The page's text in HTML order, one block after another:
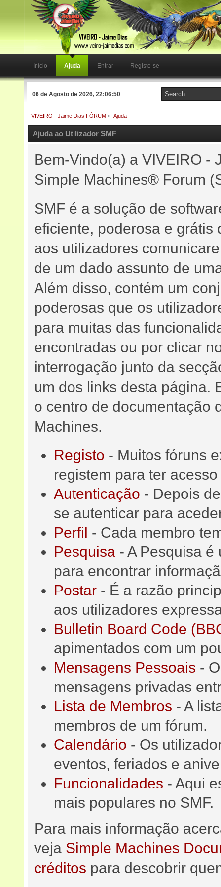
Início Ajuda Entrar Registe-se
06 de Agosto de 2026, 22:06:50
VIVEIRO - Jaime Dias FÓRUM » Ajuda
Ajuda ao Utilizador SMF
Bem-Vindo(a) a VIVEIRO -
Simple Machines® Forum
SMF é a solução de
eficiente, poderosa e grátis
aos utilizadores
de um dado assunto de
Além disso, contém um
poderosas que os
para muitas das
encontradas ou por clicar
interrogação junto da
um dos links desta página.
o centro de documentação
Machines.
Registo - Muitos fóruns
registem para ter
Autenticação - Depois
se autenticar para
Perfil - Cada membro
Pesquisa - A Pesquisa
para encontrar
Postar - É a razão
aos utilizadores
Bulletin Board Code
apimentados com um
Mensagens Pessoais -
mensagens privadas
Lista de Membros - A
membros de um fórum.
Calendário - Os
eventos, feriados e
Funcionalidades - Aqui
mais populares no SMF.
Para mais informação
veja Simple Machines
créditos para descobrir